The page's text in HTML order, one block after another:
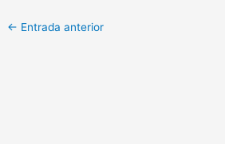
← Entrada anterior